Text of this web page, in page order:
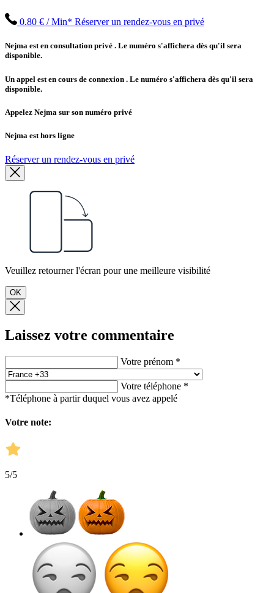
0.80 € / Min* Réserver un rendez-vous en privé
Nejma est en consultation privé . Le numéro s'affichera dès qu'il sera
disponible.
Un appel est en cours de connexion . Le numéro s'affichera dès qu'il sera
disponible.
Appelez Nejma sur son numéro privé
Nejma est hors ligne
Réserver un rendez-vous en privé
Veuillez retourner l'écran pour une meilleure visibilité
OK
Laissez votre commentaire
Votre prénom *
Votre téléphone *
*Téléphone à partir duquel vous avez appelé
Votre note:
5/5